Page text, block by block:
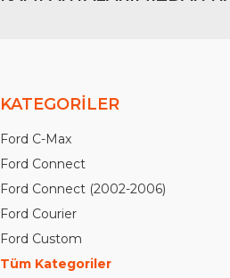
KATEGORİLER
Ford C-Max
Ford Connect
Ford Connect (2002-2006)
Ford Courier
Ford Custom
Tüm Kategoriler